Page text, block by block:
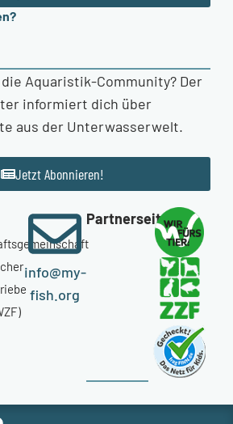
Aquaristik-Community? Der
informiert dich über
aus der Unterwasserwelt.
Jetzt Abonnieren!
info@my-
fish.org
Partnerseiten